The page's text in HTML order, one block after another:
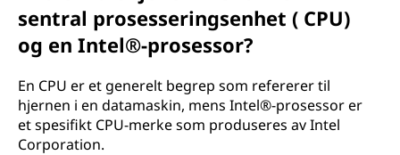
sentral prosesseringsenhet ( CPU)
og en Intel®-prosessor?
En CPU er et generelt begrep som refererer til
hjernen i en datamaskin, mens Intel®-prosessor er
et spesifikt CPU-merke som produseres av Intel
Corporation.